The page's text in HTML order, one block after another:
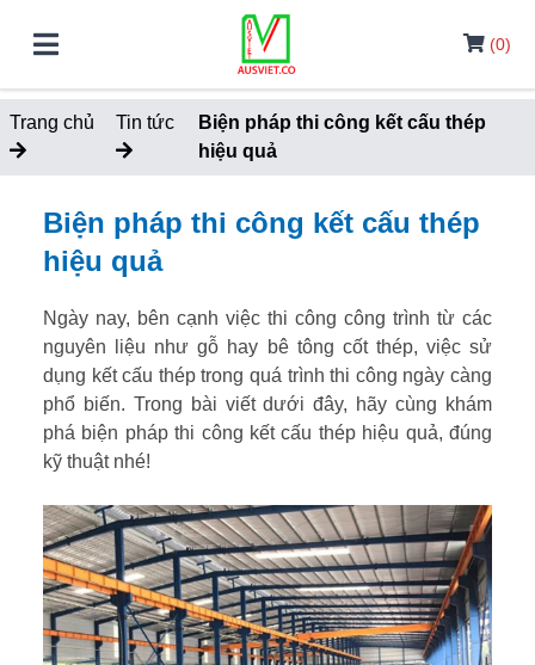
(0)
Trang chủ Tin tức
Biện pháp thi công kết cấu thép
hiệu quả
Biện pháp thi công kết cấu thép
hiệu quả
Ngày nay, bên cạnh việc thi công công trình từ các
nguyên liệu như gỗ hay bê tông cốt thép, việc sử
dụng kết cấu thép trong quá trình thi công ngày càng
phổ biến. Trong bài viết dưới đây, hãy cùng khám
phá biện pháp thi công kết cấu thép hiệu quả, đúng
kỹ thuật nhé!